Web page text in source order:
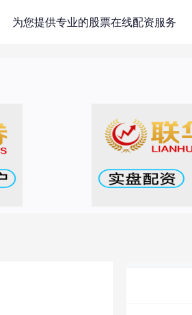
为您提供专业的股票在线配资服务